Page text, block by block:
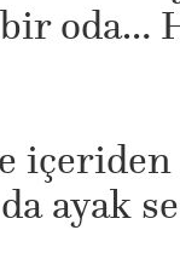
bir oda…
içeriden
ayak